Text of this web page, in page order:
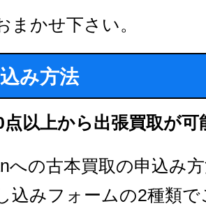
まかせ下さい。
み方法
点以上から出張買取が可
への古本買取の申込み
込みフォームの2種類